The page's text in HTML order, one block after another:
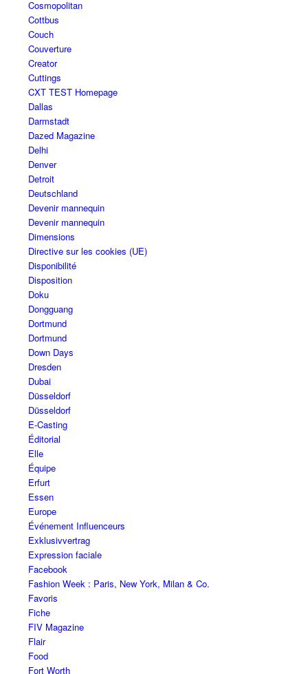
Cosmopolitan
Cottbus
Couch
Couverture
Creator
Cuttings
CXT TEST Homepage
Dallas
Darmstadt
Dazed Magazine
Delhi
Denver
Detroit
Deutschland
Devenir mannequin
Devenir mannequin
Dimensions
Directive sur les cookies (UE)
Disponibilité
Disposition
Doku
Dongguang
Dortmund
Dortmund
Down Days
Dresden
Dubai
Düsseldorf
Düsseldorf
E-Casting
Éditorial
Elle
Équipe
Erfurt
Essen
Europe
Événement Influenceurs
Exklusivvertrag
Expression faciale
Facebook
Fashion Week : Paris, New York, Milan & Co.
Favoris
Fiche
FIV Magazine
Flair
Food
Fort Worth